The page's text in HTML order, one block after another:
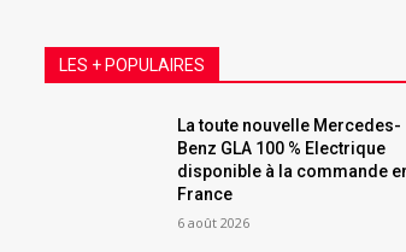
LES + POPULAIRES
La toute nouvelle Mercedes-
Benz GLA 100 % Electrique
disponible à la commande
France
6 août 2026